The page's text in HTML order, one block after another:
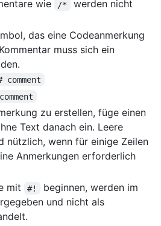
wie
/*
werden nicht
das eine Codeanmerkung
muss sich ein
comment
zu erstellen, füge einen
Text danach ein. Leere
nützlich, wenn für einige Zeilen
Anmerkungen erforderlich
mit
#!
beginnen, werden im
und nicht als